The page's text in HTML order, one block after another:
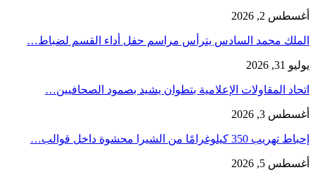
أغسطس 2, 2026
الملك محمد السادس يترأس مراسم حفل أداء القسم لضباط…
يوليو 31, 2026
اتحاد المقاولات الإعلامية بتطوان يشيد بصمود الصحافيين…
أغسطس 3, 2026
إحباط تهريب 350 كيلوغرامًا من الشيرا محشوة داخل قوالب…
أغسطس 5, 2026